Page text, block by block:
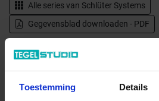
Toestemming Details
Alle series van Schlüter Systems
Gegevensblad downloaden - PDF
Levertijd 7-9 werkdagen, verzendtijd 5-7
Verwachte beschikbaarheid:
Verzending via expeditie